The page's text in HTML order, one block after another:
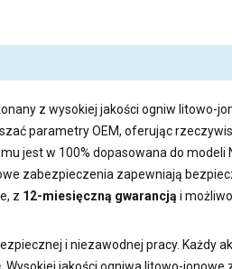
z wysokiej jakości ogniw litowo-
parametry OEM, oferując
jest w 100% dopasowana do modeli
zabezpieczenia zapewniają
z 12-miesięczną gwarancją i
i niezawodnej pracy. Każdy